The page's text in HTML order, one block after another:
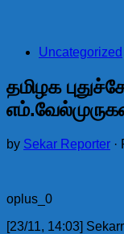
Uncategorized
தமிழக
by Sekar Reporter ·
oplus_0
[23/11, 14:03]